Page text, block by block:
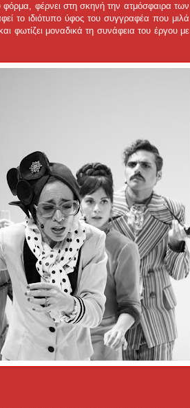
φόρμα, φέρνει στη σκηνή την ατμόσφαιρα των
το ιδιότυπο ύφος του συγγραφέα που μιλά
φωτίζει μοναδικά τη συνάφεια του έργου με